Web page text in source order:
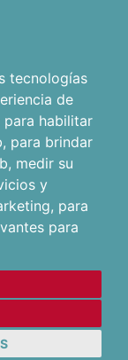
tecnologías
de
para habilitar
, para brindar
, medir su
y
, para
para